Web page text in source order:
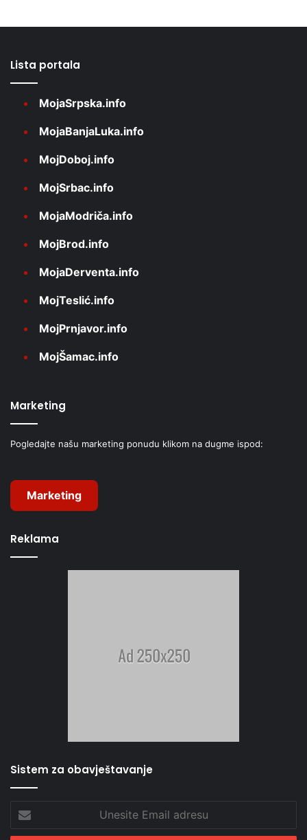
Lista portala
MojaSrpska.info
MojaBanjaLuka.info
MojDoboj.info
MojSrbac.info
MojaModriča.info
MojBrod.info
MojaDerventa.info
MojTeslić.info
MojPrnjavor.info
MojŠamac.info
Marketing
Pogledajte našu marketing ponudu klikom na dugme ispod:
Marketing
Reklama
Sistem za obavještavanje
Email
adresu